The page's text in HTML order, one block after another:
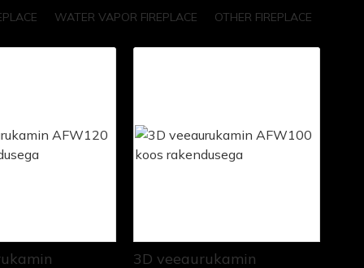
OTHER FIREPLACE
WATER VAPOR FIREPLACE
3D veeaurukamin